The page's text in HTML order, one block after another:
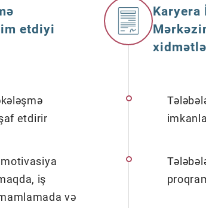
etdiyi
etdirir
motivasiya
iş
və
Karyera